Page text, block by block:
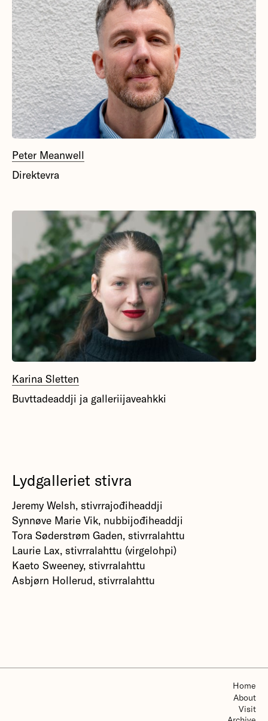
Peter Meanwell
Direktevra
Karina Sletten
Buvttadeaddji ja galleriijaveahkki
Lydgalleriet stivra
Jeremy Welsh, stivrrajođiheaddji
Synnøve Marie Vik, nubbijođiheaddji
Tora Søderstrøm Gaden, stivrralahttu
Laurie Lax, stivrralahttu (virgelohpi)
Kaeto Sweeney, stivrralahttu
Asbjørn Hollerud, stivrralahttu
Home
About
Visit